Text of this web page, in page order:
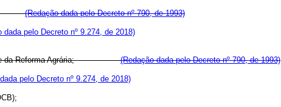
(Redação dada pelo Decreto nº 790, de 1993)
dada pelo Decreto nº 9.274, de 2018)
e da Reforma Agrária;(Redação dada pelo Decreto nº 790, de 1993)
pelo Decreto nº 9.274, de 2018)